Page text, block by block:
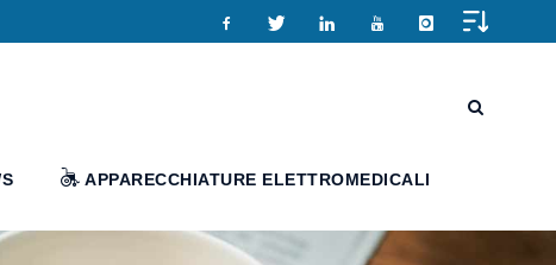
APPARECCHIATURE ELETTROMEDICALI